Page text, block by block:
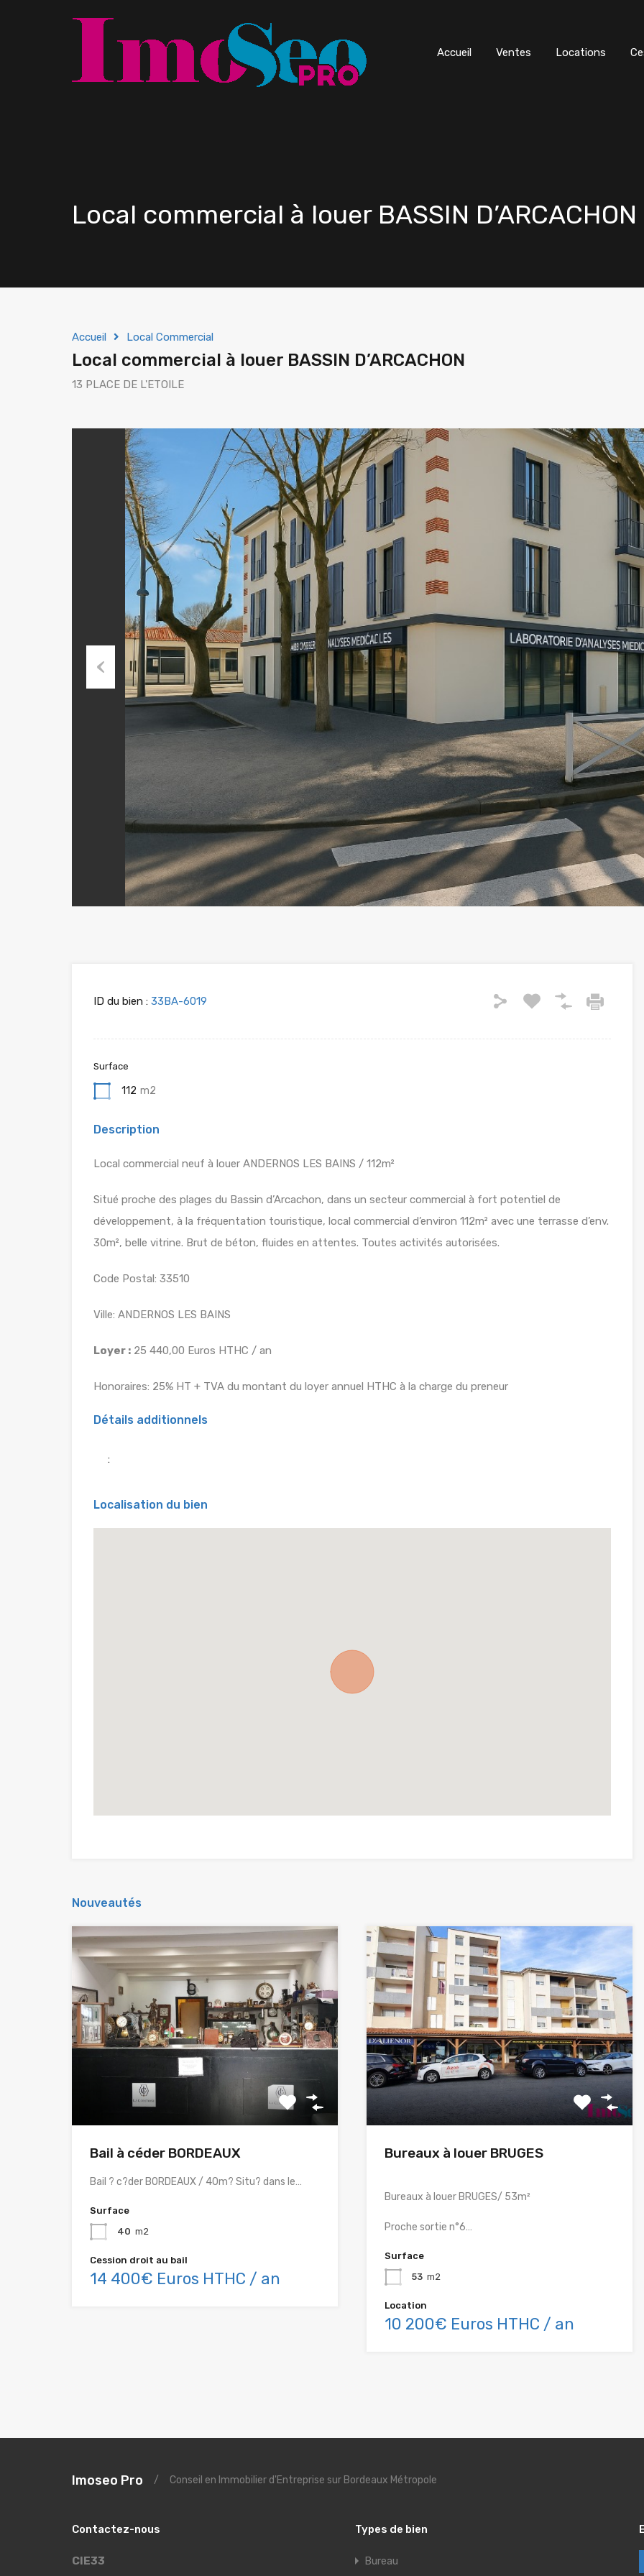
Accueil Ventes Locations
Local commercial à louer BASSIN D’ARCACHON
Accueil Local Commercial
Local commercial à louer BASSIN D’ARCACHON
13 PLACE DE L'ETOILE
Previous
ID du bien : 33BA-6019
Surface
112 m2
Description
Local commercial neuf à louer ANDERNOS LES BAINS / 112m²
Situé proche des plages du Bassin d’Arcachon, dans un secteur commercial à fort potentiel de
développement, à la fréquentation touristique, local commercial d’environ 112m² avec une terrasse d’env.
30m², belle vitrine. Brut de béton, fluides en attentes. Toutes activités autorisées.
Code Postal: 33510
Ville: ANDERNOS LES BAINS
Loyer : 25 440,00 Euros HTHC / an
Honoraires: 25% HT + TVA du montant du loyer annuel HTHC à la charge du preneur
Détails additionnels
:
Localisation du bien
Nouveautés
Bail à céder BORDEAUX
Bail ? c?der BORDEAUX / 40m? Situ? dans le…
Surface
40 m2
Cession droit au bail
14 400€ Euros HTHC / an
Bureaux à louer BRUGES
Bureaux à louer BRUGES/ 53m²
Proche sortie n°6…
Surface
53 m2
Location
10 200€ Euros HTHC / an
Imoseo Pro / Conseil en Immobilier d'Entreprise sur Bordeaux Métropole
Contactez-nous
CIE33
Types de bien
Bureau